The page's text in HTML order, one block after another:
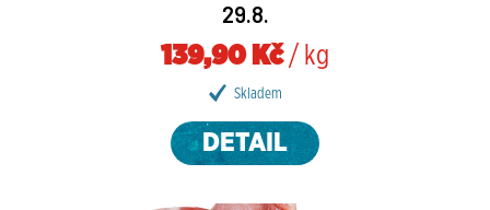
29.8.
139,90 Kč/ kg
Skladem
DETAIL